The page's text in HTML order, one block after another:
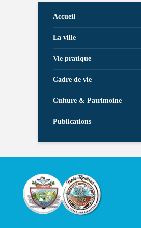
Accueil
La ville
Vie pratique
Cadre de vie
Culture & Patrimoine
Publications